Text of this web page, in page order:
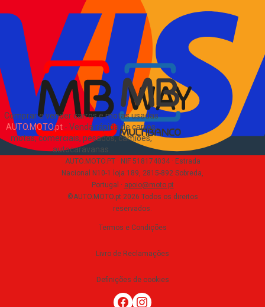
Comprar e vender carros e motas usadas
AUTO.MOTO.pt- Venda rápida de carros,
motas, comerciais, pesados, camiões,
autocaravanas
Pacotes de anúncios
Verificar VIN e matrícula
Sitemap
EN
Sobre Nós
AUTO.MOTO.PT · NIF 518174034 · Estrada
Nacional N10-1 loja 189, 2815-892 Sobreda,
Portugal · apoio@moto.pt
©AUTO.MOTO.pt 2026 Todos os direitos
reservados.
Termos e Condições
Livro de Reclamações
Definições de cookies